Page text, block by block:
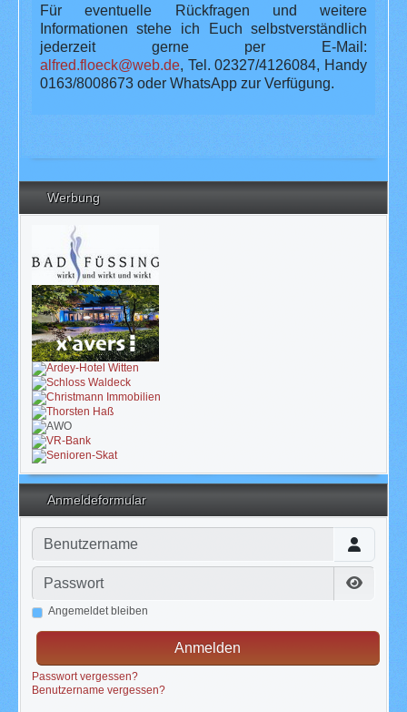
Werbung
Anmeldeformular
Benutzername
Passwort
Angemeldet bleiben
Anmelden
Passwort vergessen?
Benutzername vergessen?
Für eventuelle Rückfragen und weitere
Informationen stehe ich Euch selbstverständlich
jederzeit gerne per E-Mail:
alfred.floeck@web.de, Tel. 02327/4126084, Handy
0163/8008673 oder WhatsApp zur Verfügung.